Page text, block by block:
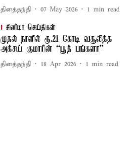
தினத்தந்தி 07 May 2026 1 min read
சினிமா செய்திகள்
முதல் நாளில் ரூ.21 கோடி வசூலித்த
அக்சய் குமாரின் “பூத் பங்களா”
தினத்தந்தி 18 Apr 2026 1 min read